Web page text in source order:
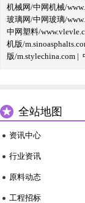
机械网/中网机械/
玻璃网/中网玻璃/
中网塑料/
机版/
版/m.stylechina.com |
全站地图
资讯中心
行业资讯
原料动态
工程招标